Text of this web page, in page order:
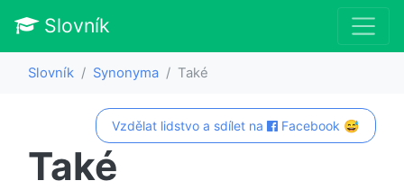
Slovník
Slovník Synonyma Také
Vzdělat lidstvo a sdílet na Facebook 😅
Také